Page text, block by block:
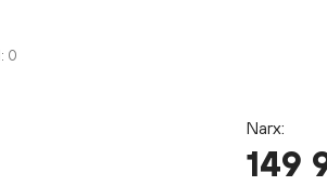
0
Narx:
149